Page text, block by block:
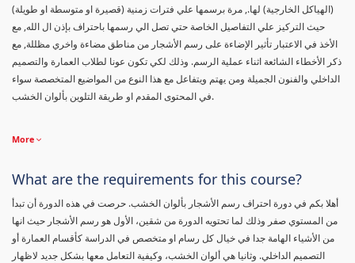
(الهياكل الخارجية) لها., مرة برسمها علي فترات زمنية (قصيرة او متوسطة او طويلة)
حيث التركيز علي التفاصيل الخاصة حتي تصل الي رسمها باحتراف بإذن ال الله, مع
الأخذ في الاعتبار تأثير الإضاءة على رسم الأشجار من مناطق مضاءة واخري مظللة, مع
ذكر الأخطاء الشائعة اثناء عملية الرسم. وذلك لكي تكون عونا لطلاب العمارة والتصميم
الداخلي والفنون الجميلة ومن يهتم ويتفاعل مع هذا النوع من المواضيع المتخصصة سواء
في المحتوى المقدم او طريقة التلوين بألوان الخشب.
More
What are the requirements for this course?
أهلا بكم في دورة احتراف رسم الأشجار بألوان الخشب. حرصت في هذه الدورة أن تبدأ
من المستوي صفر وذلك لما تحتويه الدورة من شقين، الأول هو رسم الأشجار حيث انها
من الأشياء الهامة جدا في خيال كل رسام او متخصص في الدراسة كأقسام العمارة أو
التصميم الداخلي. وثانيا هي ألوان الخشب، وكيفية التعامل معها بشكل جديد لاظهار